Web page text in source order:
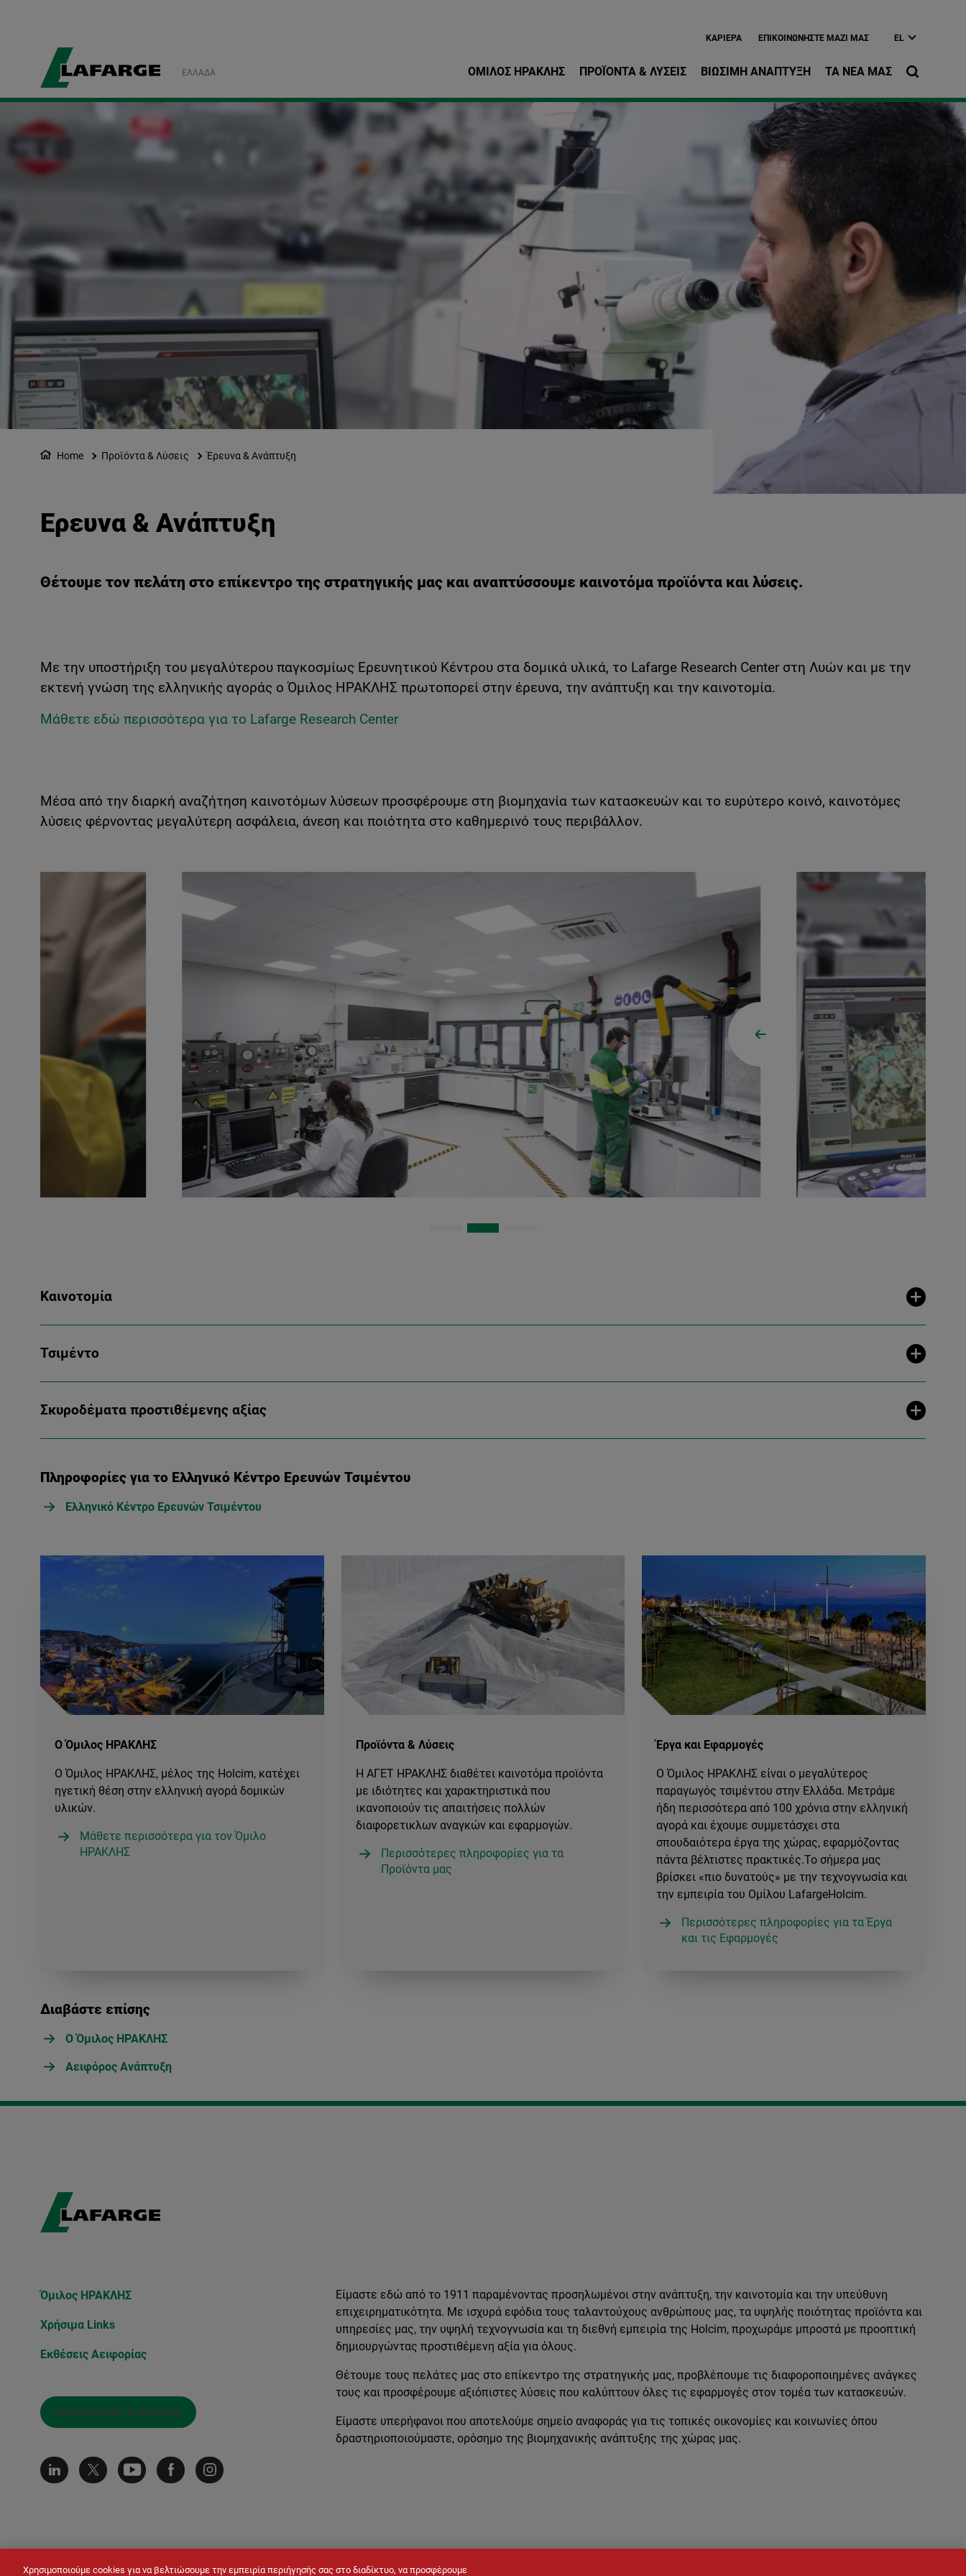
ΕΛΛΆΔΑ
ΚΑΡΙΈΡΑ EΠΙΚΟΙΝΩΝΉΣΤΕ ΜΑΖΊ ΜΑΣ EL
ΌΜΙΛΟΣ ΗΡΑΚΛΗΣ ΠΡΟΪΌΝΤΑ & ΛΎΣΕΙΣ ΒΙΏΣΙΜΗ ΑΝΆΠΤΥΞΗ ΤΑ ΝΈΑ ΜΑΣ
Home Προϊόντα & Λύσεις Έρευνα & Ανάπτυξη
Έρευνα & Ανάπτυξη
Θέτουμε τον πελάτη στο επίκεντρο της στρατηγικής μας και αναπτύσσουμε καινοτόμα προϊόντα και λύσεις.
Με την υποστήριξη του μεγαλύτερου παγκοσμίως Ερευνητικού Κέντρου στα δομικά υλικά, το Lafarge Research Center στη Λυών και με την
εκτενή γνώση της ελληνικής αγοράς ο Όμιλος ΗΡΑΚΛΗΣ πρωτοπορεί στην έρευνα, την ανάπτυξη και την καινοτομία.
Μάθετε εδώ περισσότερα για το Lafarge Research Center
Μέσα από την διαρκή αναζήτηση καινοτόμων λύσεων προσφέρουμε στη βιομηχανία των κατασκευών και το ευρύτερο κοινό, καινοτόμες
λύσεις φέρνοντας μεγαλύτερη ασφάλεια, άνεση και ποιότητα στο καθημερινό τους περιβάλλον.
Καινοτoμία
Τσιμέντο
Σκυροδέματα προστιθέμενης αξίας
Πληροφορίες για το Ελληνικό Κέντρο Ερευνών Τσιμέντου
Ελληνικό Κέντρο Ερευνών Τσιμέντου
Ο Όμιλος ΗΡΑΚΛΗΣ
Ο Όμιλος ΗΡΑΚΛΗΣ, μέλος της Holcim, κατέχει
ηγετική θέση στην ελληνική αγορά δομικών
υλικών.
Μάθετε περισσότερα για τον Όμιλο
ΗΡΑΚΛΗΣ
Προϊόντα & Λύσεις
Η ΑΓΕΤ ΗΡΑΚΛΗΣ διαθέτει καινοτόμα προϊόντα
με ιδιότητες και χαρακτηριστικά που
ικανοποιούν τις απαιτήσεις πολλών
διαφορετικλων αναγκών και εφαρμογών.
Περισσότερες πληροφορίες για τα
Προϊόντα μας
Έργα και Εφαρμογές
Ο Όμιλος ΗΡΑΚΛΗΣ είναι ο μεγαλύτερος
παραγωγός τσιμέντου στην Ελλάδα. Μετράμε
ήδη περισσότερα από 100 χρόνια στην ελληνική
αγορά και έχουμε συμμετάσχει στα
σπουδαιότερα έργα της χώρας, εφαρμόζοντας
πάντα βέλτιστες πρακτικές.Το σήμερα μας
βρίσκει «πιο δυνατούς» με την τεχνογνωσία και
την εμπειρία του Ομίλου LafargeHolcim.
Περισσότερες πληροφορίες για τα Έργα
και τις Εφαρμογές
Διαβάστε επίσης
Ο Όμιλος ΗΡΑΚΛΗΣ
Αειφόρος Ανάπτυξη
Όμιλος ΗΡΑΚΛΗΣ
Χρήσιμα Links
Εκθέσεις Αειφορίας
ΕΠΙΚΟΙΝΩΝΉΣΤΕ ΜΑΖΊ ΜΑΣ
Είμαστε εδώ από το 1911 παραμένοντας προσηλωμένοι στην ανάπτυξη, την καινοτομία και την υπεύθυνη
επιχειρηματικότητα. Με ισχυρά εφόδια τους ταλαντούχους ανθρώπους μας, τα υψηλής ποιότητας προϊόντα και
υπηρεσίες μας, την υψηλή τεχνογνωσία και τη διεθνή εμπειρία της Holcim, προχωράμε μπροστά με προοπτική
δημιουργώντας προστιθέμενη αξία για όλους.
Θέτουμε τους πελάτες μας στο επίκεντρο της στρατηγικής μας, προβλέπουμε τις διαφοροποιημένες ανάγκες
τους και προσφέρουμε αξιόπιστες λύσεις που καλύπτουν όλες τις εφαρμογές στον τομέα των κατασκευών.
Είμαστε υπερήφανοι που αποτελούμε σημείο αναφοράς για τις τοπικές οικονομίες και κοινωνίες όπου
δραστηριοποιούμαστε, ορόσημο της βιομηχανικής ανάπτυξης της χώρας μας.
Χρησιμοποιούμε cookies για να βελτιώσουμε την εμπειρία περιήγησής σας στο διαδίκτυο, να προσφέρουμε